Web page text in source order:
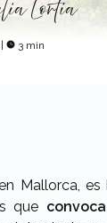
Lortia
3 min
Mallorca, es
que